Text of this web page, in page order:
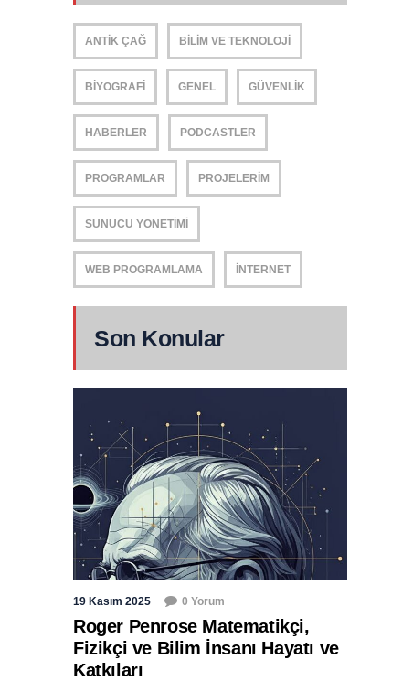
ANTIK ÇAĞ BILIM VE TEKNOLOJI
BIYOGRAFI GENEL GÜVENLIK
HABERLER PODCASTLER
PROGRAMLAR PROJELERIM
SUNUCU YÖNETIMI
WEB PROGRAMLAMA İNTERNET
Son Konular
19 Kasım 2025 0 Yorum
Roger Penrose Matematikçi,
Fizikçi ve Bilim İnsanı Hayatı ve
Katkıları